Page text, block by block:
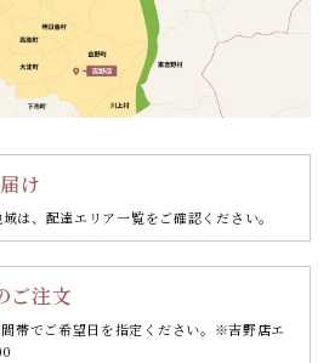
け
は、配達エリア一覧をご確認ください。
ご注文
帯でご希望日を指定ください。 ※吉野店エ